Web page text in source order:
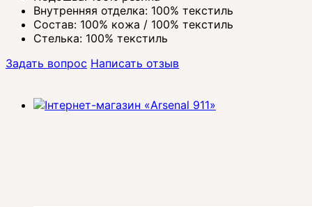
Внутренняя отделка: 100% текстиль
Состав: 100% кожа / 100% текстиль
Стелька: 100% текстиль
Задать вопрос Написать отзыв